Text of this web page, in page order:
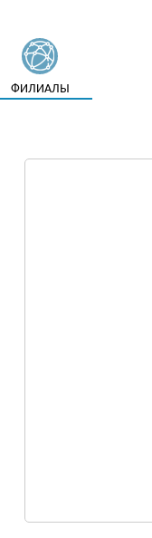
ФИЛИАЛЫ